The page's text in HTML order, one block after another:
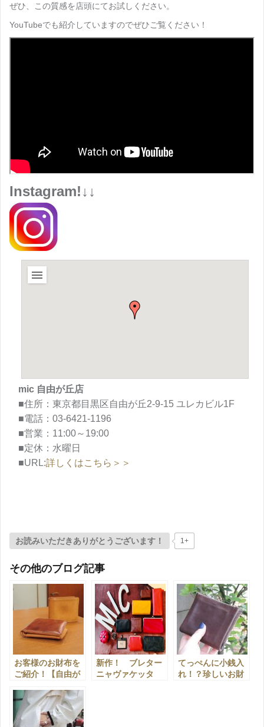
ぜひ、この質感を店頭にてお試しください。
YouTubeでも紹介していますのでぜひご覧ください！
Instagram!↓↓
mic 自由が丘店
■住所：東京都目黒区自由が丘2-9-15 ユレカビル1F
■電話：03-6421-1196
■営業：11:00～19:00
■定休：水曜日
■URL:詳しくはこちら＞＞
お読みいただきありがとうございます！ 1+
その他のブログ記事
お客様のお財布を
ご紹介！【自由が
新作！ ブレター
ニャヴァケッタ
てっぺんに小銭入
れ！？珍しいお財